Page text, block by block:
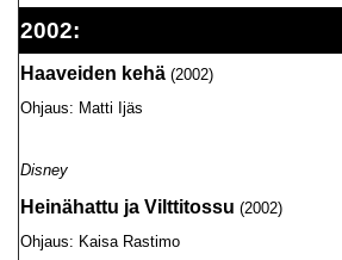
2002:
Haaveiden kehä (2002)
Ohjaus: Matti Ijäs
Disney
Heinähattu ja Vilttitossu (2002)
Ohjaus: Kaisa Rastimo